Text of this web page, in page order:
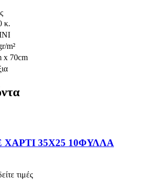
κ.
m²
x 70cm
35Χ25 10ΦΥΛΛΑ
τιμές